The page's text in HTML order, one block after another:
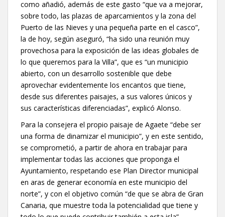
como añadió, además de este gasto “que va a mejorar,
sobre todo, las plazas de aparcamientos y la zona del
Puerto de las Nieves y una pequeña parte en el casco”,
la de hoy, según aseguró, “ha sido una reunión muy
provechosa para la exposición de las ideas globales de
lo que queremos para la Villa”, que es “un municipio
abierto, con un desarrollo sostenible que debe
aprovechar evidentemente los encantos que tiene,
desde sus diferentes paisajes, a sus valores únicos y
sus características diferenciadas”, explicó Alonso.
Para la consejera el propio paisaje de Agaete “debe ser
una forma de dinamizar el municipio”, y en este sentido,
se comprometió, a partir de ahora en trabajar para
implementar todas las acciones que proponga el
Ayuntamiento, respetando ese Plan Director municipal
en aras de generar economía en este municipio del
norte”, y con el objetivo común “de que se abra de Gran
Canaria, que muestre toda la potencialidad que tiene y